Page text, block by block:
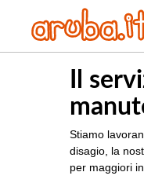
Il
Stiamo
disagio, la
per maggiori